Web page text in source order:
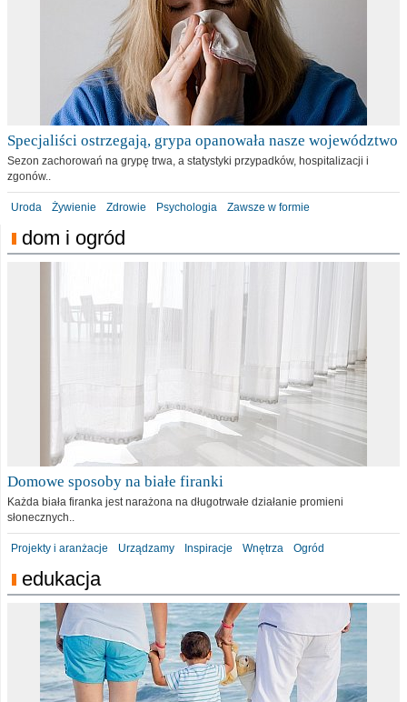
Specjaliści ostrzegają, grypa opanowała nasze województwo
Sezon zachorowań na grypę trwa, a statystyki przypadków, hospitalizacji i
zgonów..
Uroda Żywienie Zdrowie Psychologia Zawsze w formie
dom i ogród
Domowe sposoby na białe firanki
Każda biała firanka jest narażona na długotrwałe działanie promieni
słonecznych..
Projekty i aranżacje Urządzamy Inspiracje Wnętrza Ogród
edukacja